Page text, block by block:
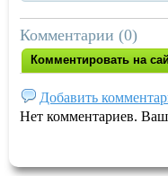
Комментарии (0)
Комментировать на
Добавить
Нет комментариев.